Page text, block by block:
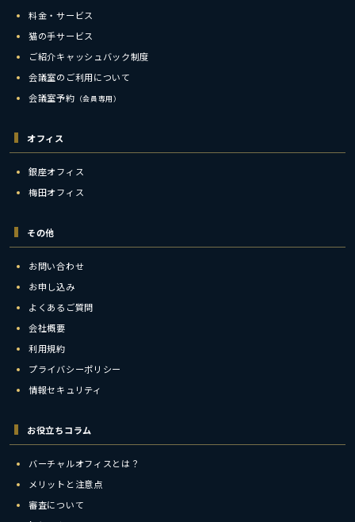
料金・サービス
猫の手サービス
ご紹介キャッシュバック制度
会議室のご利用について
会議室予約 （会員専用）
オフィス
銀座オフィス
梅田オフィス
その他
お問い合わせ
お申し込み
よくあるご質問
会社概要
利用規約
プライバシーポリシー
情報セキュリティ
お役立ちコラム
バーチャルオフィスとは？
メリットと注意点
審査について